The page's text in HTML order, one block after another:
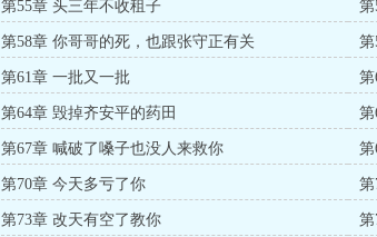
第55章 头三年不收租子
第58章 你哥哥的死，也跟张守正有关
第61章 一批又一批
第64章 毁掉齐安平的药田
第67章 喊破了嗓子也没人来救你
第70章 今天多亏了你
第73章 改天有空了教你 第